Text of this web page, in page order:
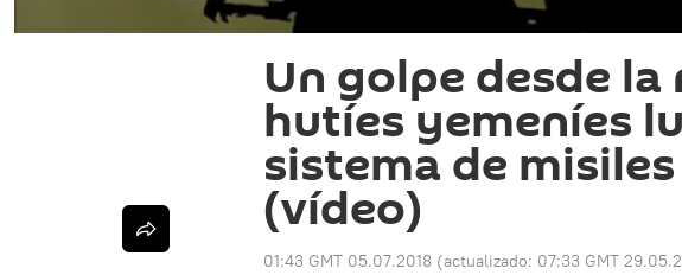
Un golpe desde la
hutíes yemeníes
sistema de
(vídeo)
01:43 GMT 05.07.2018 (actualizado: 07:33 GMT